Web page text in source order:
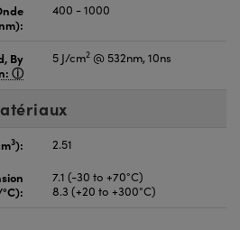
400 - 1000
By
5 J/cm2 @ 532nm, 10ns
3):
2.51
7.1 (-30 to +70°C)
8.3 (+20 to +300°C)